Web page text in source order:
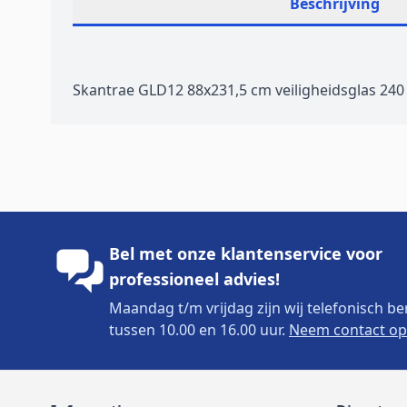
Skantrae GLD12 88x231,5 cm veiligheidsglas 240
Bel met onze klantenservice voor
professioneel advies!
Maandag t/m vrijdag zijn wij telefonisch
tussen 10.00 en 16.00 uur. Neem contact